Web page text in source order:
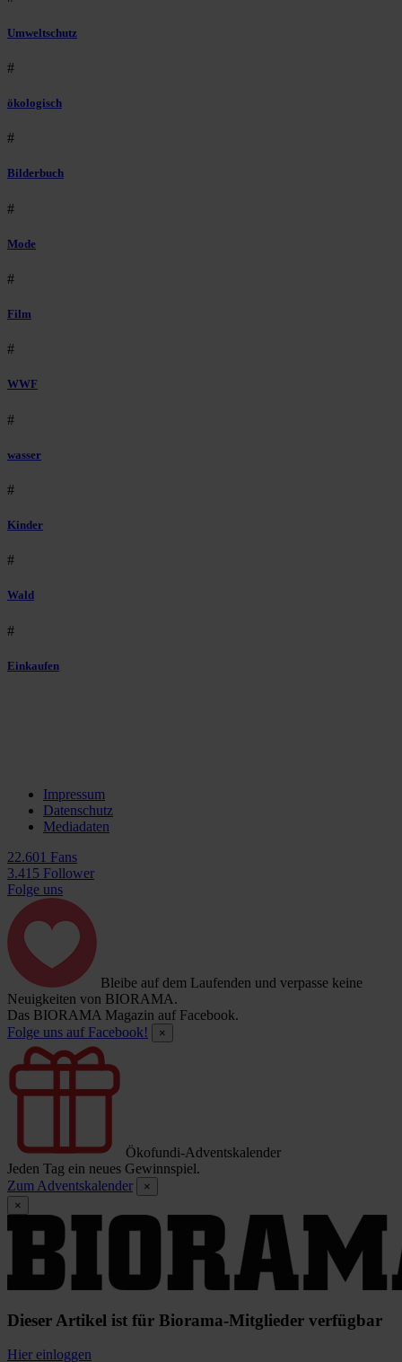
Umweltschutz
#
ökologisch
#
Bilderbuch
#
Mode
#
Film
#
WWF
#
wasser
#
Kinder
#
Wald
#
Einkaufen
Impressum
Datenschutz
Mediadaten
22.601 Fans
3.415 Follower
Folge uns
Bleibe auf dem Laufenden und verpasse keine
Neuigkeiten von BIORAMA.
Das BIORAMA Magazin auf Facebook.
Folge uns auf Facebook!
×
Ökofundi-Adventskalender
Jeden Tag ein neues Gewinnspiel.
Zum Adventskalender
×
×
Dieser Artikel ist für Biorama-Mitglieder verfügbar
Hier einloggen